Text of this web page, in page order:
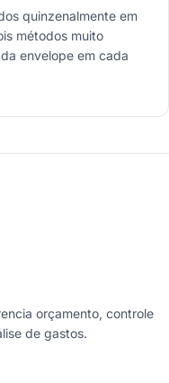
quinzenalmente em
métodos muito
envelope em cada
orçamento, controle
de gastos.